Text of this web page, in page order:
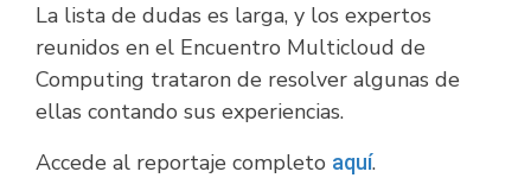
La lista de dudas es larga, y los expertos
reunidos en el Encuentro Multicloud de
Computing trataron de resolver algunas de
ellas contando sus experiencias.
Accede al reportaje completo aquí.